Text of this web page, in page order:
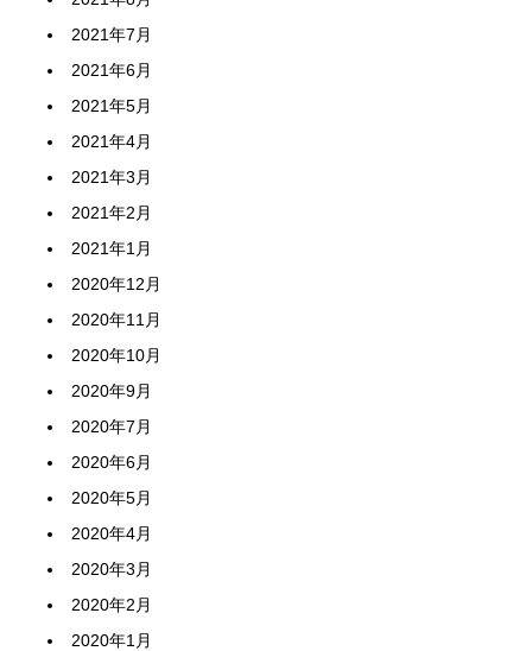
2021年7月
2021年6月
2021年5月
2021年4月
2021年3月
2021年2月
2021年1月
2020年12月
2020年11月
2020年10月
2020年9月
2020年7月
2020年6月
2020年5月
2020年4月
2020年3月
2020年2月
2020年1月